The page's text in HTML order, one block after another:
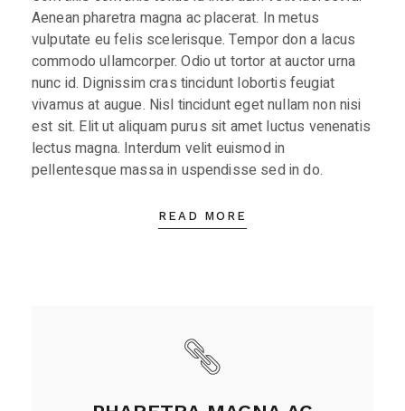
Aenean pharetra magna ac placerat. In metus
vulputate eu felis scelerisque. Tempor don a lacus
commodo ullamcorper. Odio ut tortor at auctor urna
nunc id. Dignissim cras tincidunt lobortis feugiat
vivamus at augue. Nisl tincidunt eget nullam non nisi
est sit. Elit ut aliquam purus sit amet luctus venenatis
lectus magna. Interdum velit euismod in
pellentesque massa in uspendisse sed in do.
READ MORE